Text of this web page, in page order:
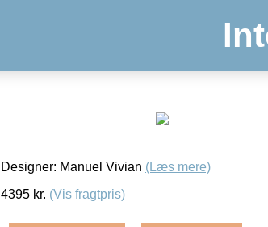
Designer: Manuel Vivian (Læs mere)
4395 kr. (Vis fragtpris)